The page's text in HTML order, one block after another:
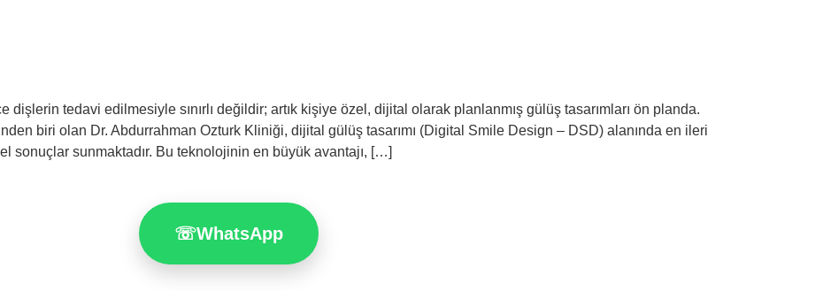
tedavi edilmesiyle sınırlı değildir; artık kişiye özel, dijital olarak planlanmış gülüş tasarımları ön planda.
biri olan Dr. Abdurrahman Ozturk Kliniği, dijital gülüş tasarımı (Digital Smile Design – DSD) alanında en ileri
sonuçlar sunmaktadır. Bu teknolojinin en büyük avantajı, […]
☏WhatsApp